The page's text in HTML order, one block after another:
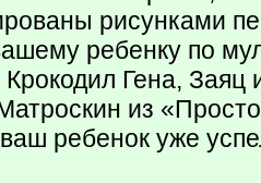
рисунками
ребенку по
Гена, Заяц
из
ваш ребенок уже